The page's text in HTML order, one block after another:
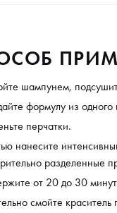
шампунем,
формулу из одного
перчатки.
нанесите
разделенные
от 20 до 30
смойте краситель